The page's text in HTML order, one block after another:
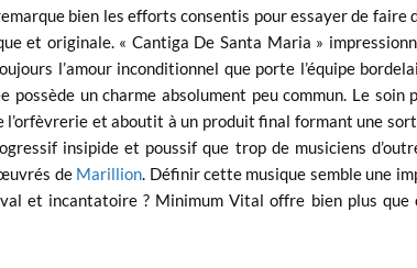
bien les efforts consentis pour essayer de faire
et originale. « Cantiga De Santa Maria »
l’amour inconditionnel que porte l’équipe
possède un charme absolument peu commun. Le
et aboutit à un produit final formant une
insipide et poussif que trop de musiciens
de Marillion . Définir cette musique semble une
et incantatoire ? Minimum Vital offre bien plus que